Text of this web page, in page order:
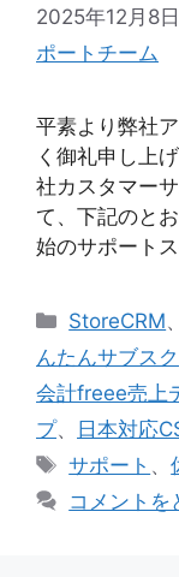
2025年12月8日
ポートチーム
平素より弊社
く御礼申し上
社カスタマー
て、下記のと
始のサポート
カ
テ
リ
ー
StoreCRM、
んたんサブスク
会計freee売上
プ、 日本対応
タ
サポート 、
コメントを